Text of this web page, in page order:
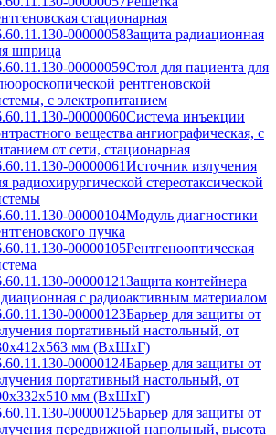
стационарная
00000058Защита радиационная
шприца
00000059Стол для пациента для
рентгеновской
с электропитанием
00000060Система инъекции
вещества ангиографическая, с
от сети, стационарная
00000061Источник излучения
радиохирургической стереотаксической
00000104Модуль диагностики
пучка
00000105Рентгенооптическая
00000121Защита контейнера
с радиоактивным материалом
00000123Барьер для защиты от
портативный настольный, от
мм (ВxШxГ)
00000124Барьер для защиты от
портативный настольный, от
мм (ВxШxГ)
00000125Барьер для защиты от
передвижной напольный, высота